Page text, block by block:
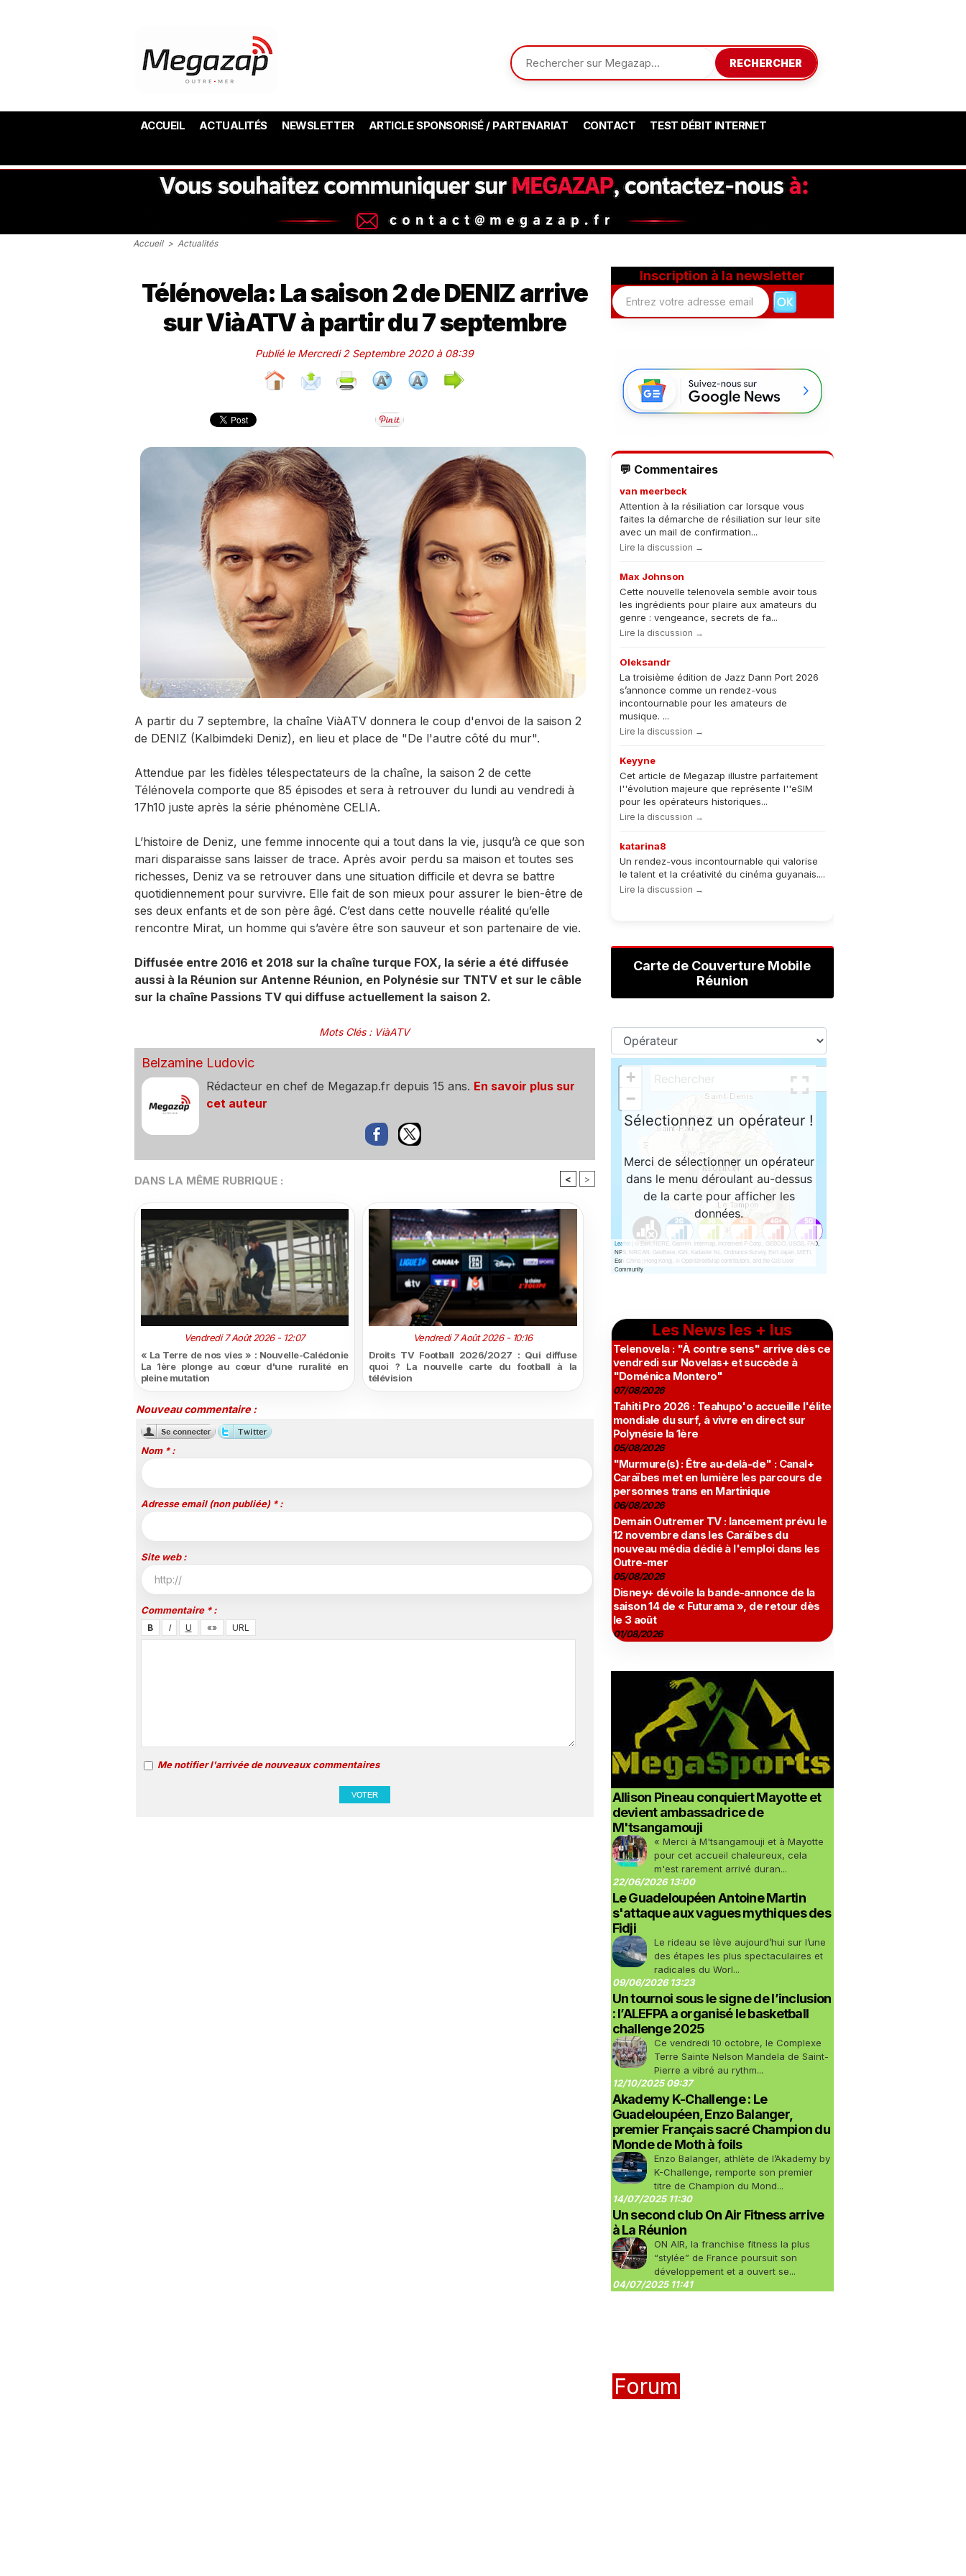
RECHERCHER
ACCUEIL ACTUALITÉS NEWSLETTER ARTICLE SPONSORISÉ / PARTENARIAT CONTACT TEST DÉBIT INTERNET
Accueil > Actualités
Télénovela: La saison 2 de DENIZ arrive
sur ViàATV à partir du 7 septembre
Publié le Mercredi 2 Septembre 2020 à 08:39
A partir du 7 septembre, la chaîne ViàATV donnera le coup d'envoi de la saison 2
de DENIZ (Kalbimdeki Deniz), en lieu et place de "De l'autre côté du mur".
Attendue par les fidèles télespectateurs de la chaîne, la saison 2 de cette
Télénovela comporte que 85 épisodes et sera à retrouver du lundi au vendredi à
17h10 juste après la série phénomène CELIA.
L’histoire de Deniz, une femme innocente qui a tout dans la vie, jusqu’à ce que son
mari disparaisse sans laisser de trace. Après avoir perdu sa maison et toutes ses
richesses, Deniz va se retrouver dans une situation difficile et devra se battre
quotidiennement pour survivre. Elle fait de son mieux pour assurer le bien-être de
ses deux enfants et de son père âgé. C’est dans cette nouvelle réalité qu’elle
rencontre Mirat, un homme qui s’avère être son sauveur et son partenaire de vie.
Diffusée entre 2016 et 2018 sur la chaîne turque FOX, la série a été diffusée
aussi à la Réunion sur Antenne Réunion, en Polynésie sur TNTV et sur le câble
sur la chaîne Passions TV qui diffuse actuellement la saison 2.
Mots Clés: ViàATV
Belzamine Ludovic
Rédacteur en chef de Megazap.fr depuis 15 ans. En savoir plus sur
cet auteur
DANS LA MÊME RUBRIQUE : < >
Vendredi 7 Août 2026 - 12:07
« La Terre de nos vies » : Nouvelle-Calédonie
La 1ère plonge au cœur d'une ruralité en
pleine mutation
Vendredi 7 Août 2026 - 10:16
Droits TV Football 2026/2027 : Qui diffuse
quoi ? La nouvelle carte du football à la
télévision
Nouveau commentaire :
Nom * :
Adresse email (non publiée) * :
Site web :
Commentaire * :
Me notifier l'arrivée de nouveaux commentaires
Inscription à la newsletter
💬 Commentaires
van meerbeck
Attention à la résiliation car lorsque vous
faites la démarche de résiliation sur leur site
avec un mail de confirmation...
Lire la discussion →
Max Johnson
Cette nouvelle telenovela semble avoir tous
les ingrédients pour plaire aux amateurs du
genre : vengeance, secrets de fa...
Lire la discussion →
Oleksandr
La troisième édition de Jazz Dann Port 2026
s’annonce comme un rendez-vous
incontournable pour les amateurs de
musique. ...
Lire la discussion →
Keyyne
Cet article de Megazap illustre parfaitement
l''évolution majeure que représente l''eSIM
pour les opérateurs historiques...
Lire la discussion →
katarina8
Un rendez-vous incontournable qui valorise
le talent et la créativité du cinéma guyanais....
Lire la discussion →
Carte de Couverture Mobile
Réunion
Les News les + lus
Telenovela : "À contre sens" arrive dès ce
vendredi sur Novelas+ et succède à
"Doménica Montero"
07/08/2026
Tahiti Pro 2026 : Teahupo'o accueille l'élite
mondiale du surf, à vivre en direct sur
Polynésie la 1ère
05/08/2026
"Murmure(s) : Être au-delà-de" : Canal+
Caraïbes met en lumière les parcours de
personnes trans en Martinique
06/08/2026
Demain Outremer TV : lancement prévu le
12 novembre dans les Caraïbes du
nouveau média dédié à l'emploi dans les
Outre-mer
05/08/2026
Disney+ dévoile la bande-annonce de la
saison 14 de « Futurama », de retour dès
le 3 août
01/08/2026
Allison Pineau conquiert Mayotte et
devient ambassadrice de
M'tsangamouji
« Merci à M'tsangamouji et à Mayotte
pour cet accueil chaleureux, cela
m'est rarement arrivé duran...
22/06/2026 13:00
Le Guadeloupéen Antoine Martin
s'attaque aux vagues mythiques des
Fidji
Le rideau se lève aujourd’hui sur l’une
des étapes les plus spectaculaires et
radicales du Worl...
09/06/2026 13:23
Un tournoi sous le signe de l’inclusion
: l’ALEFPA a organisé le basketball
challenge 2025
Ce vendredi 10 octobre, le Complexe
Terre Sainte Nelson Mandela de Saint-
Pierre a vibré au rythm...
12/10/2025 09:37
Akademy K-Challenge : Le
Guadeloupéen, Enzo Balanger,
premier Français sacré Champion du
Monde de Moth à foils
Enzo Balanger, athlète de l’Akademy by
K-Challenge, remporte son premier
titre de Champion du Mond...
14/07/2025 11:30
Un second club On Air Fitness arrive
à La Réunion
ON AIR, la franchise fitness la plus
“stylée” de France poursuit son
développement et a ouvert se...
04/07/2025 11:41
Forum